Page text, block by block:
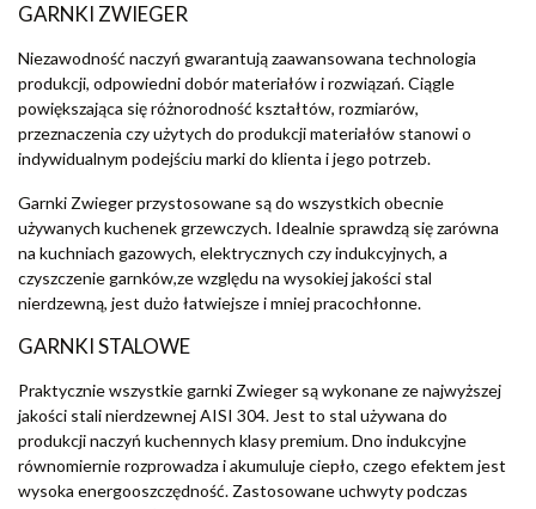
GARNKI ZWIEGER
Niezawodność naczyń gwarantują zaawansowana technologia
produkcji, odpowiedni dobór materiałów i rozwiązań. Ciągle
powiększająca się różnorodność kształtów, rozmiarów,
przeznaczenia czy użytych do produkcji materiałów stanowi o
indywidualnym podejściu marki do klienta i jego potrzeb.
Garnki Zwieger przystosowane są do wszystkich obecnie
używanych kuchenek grzewczych. Idealnie sprawdzą się zarówna
na kuchniach gazowych, elektrycznych czy indukcyjnych, a
czyszczenie garnków,ze względu na wysokiej jakości stal
nierdzewną, jest dużo łatwiejsze i mniej pracochłonne.
GARNKI STALOWE
Praktycznie wszystkie garnki Zwieger są wykonane ze najwyższej
jakości stali nierdzewnej AISI 304. Jest to stal używana do
produkcji naczyń kuchennych klasy premium. Dno indukcyjne
równomiernie rozprowadza i akumuluje ciepło, czego efektem jest
wysoka energooszczędność. Zastosowane uchwyty podczas